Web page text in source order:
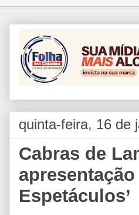
quinta-feira, 16 de
Cabras de
Espetáculos’